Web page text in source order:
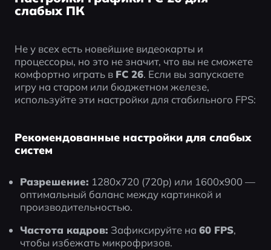
слабых ПК
Не у всех есть новейшие видеокарты и
процессоры, но это не значит, что вы не сможете
комфортно играть в FC 26. Если вы запускаете
игру на старом или бюджетном железе,
используйте эти настройки для стабильного FPS:
Рекомендованные настройки для слабых
систем
Разрешение: 1280x720 (720p) или 1600x900 —
оптимальный баланс между картинкой и
производительностью.
Частота кадров: Зафиксируйте на 60 FPS,
чтобы избежать микрофризов.